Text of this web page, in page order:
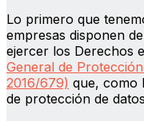
Lo primero que
empresas disponen
ejercer los Derechos
General de
2016/679) que, como
de protección de